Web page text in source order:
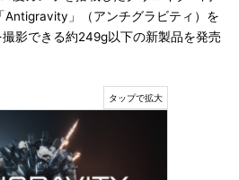
Antigravity」（アンチグラビティ）を
影できる約249g以下の新製品を発売